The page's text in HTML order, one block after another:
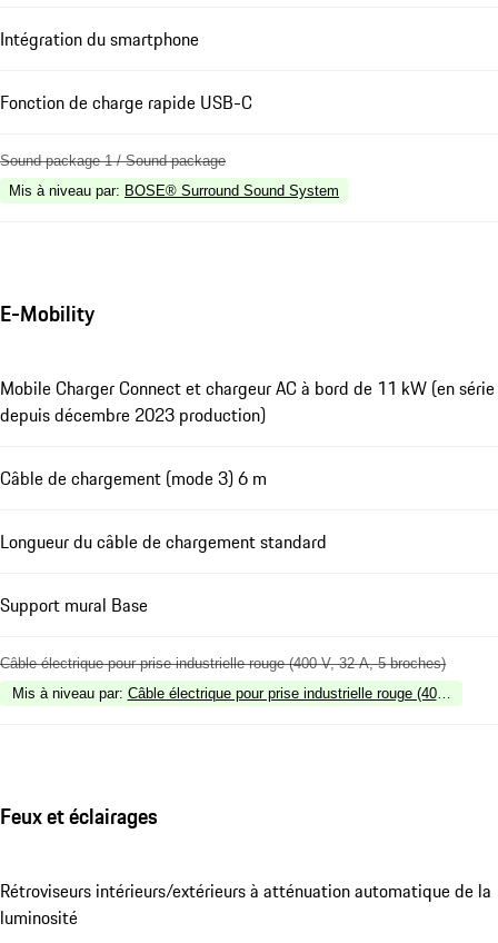
Intégration du smartphone
Fonction de charge rapide USB-C
Sound package 1 / Sound package
Mis à niveau par: BOSE® Surround Sound System
E-Mobility
Mobile Charger Connect et chargeur AC à bord de 11 kW (en série
depuis décembre 2023 production)
Câble de chargement (mode 3) 6 m
Longueur du câble de chargement standard
Support mural Base
Câble électrique pour prise industrielle rouge (400 V, 32 A, 5 broches)
Mis à niveau par: Câble électrique pour prise industrielle rouge (400 V, 16
Feux et éclairages
Rétroviseurs intérieurs/extérieurs à atténuation automatique de la
luminosité